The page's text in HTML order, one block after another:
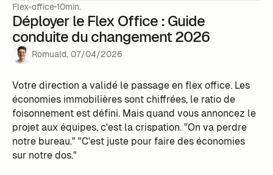
Flex-office 10min.
Déployer le Flex Office : Guide
conduite du changement 2026
Romuald, 07/04/2026
Votre direction a validé le passage en flex office. Les
économies immobilières sont chiffrées, le ratio de
foisonnement est défini. Mais quand vous annoncez le
projet aux équipes, c'est la crispation. "On va perdre
notre bureau." "C'est juste pour faire des économies
sur notre dos."